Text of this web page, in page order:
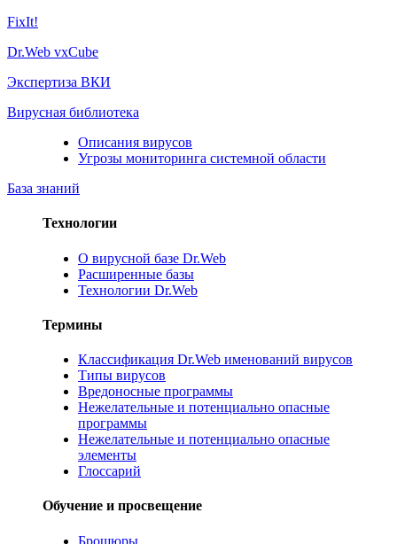
FixIt!
Dr.Web vxCube
Экспертиза ВКИ
Вирусная библиотека
Описания вирусов
Угрозы мониторинга системной области
База знаний
Технологии
О вирусной базе Dr.Web
Расширенные базы
Технологии Dr.Web
Термины
Классификация Dr.Web именований вирусов
Типы вирусов
Вредоносные программы
Нежелательные и потенциально опасные
программы
Нежелательные и потенциально опасные
элементы
Глоссарий
Обучение и просвещение
Брошюры